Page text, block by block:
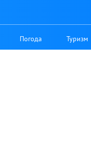
Погода Туризм